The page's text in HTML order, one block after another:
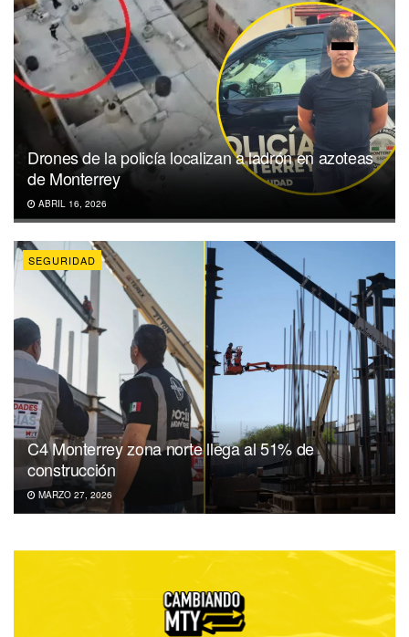
Drones de la policía localizan a ladrón en azoteas
de Monterrey
ABRIL 16, 2026
SEGURIDAD
C4 Monterrey zona norte llega al 51% de
construcción
MARZO 27, 2026